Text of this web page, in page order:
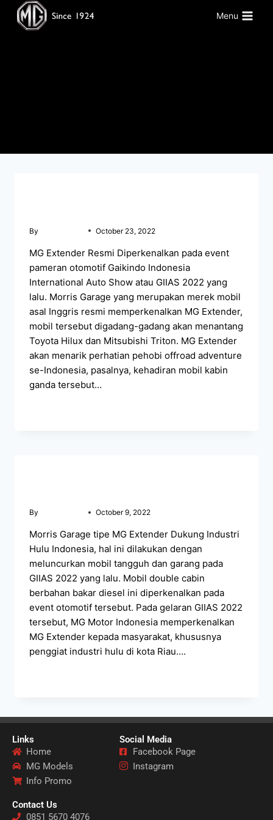
Menu
By October 23, 2022
MG Extender Resmi Diperkenalkan pada event
pameran otomotif Gaikindo Indonesia
International Auto Show atau GIIAS 2022 yang
lalu. Morris Garage yang merupakan merek mobil
asal Inggris resmi memperkenalkan MG Extender,
mobil tersebut digadang-gadang akan menantang
Toyota Hilux dan Mitsubishi Triton. MG Extender
akan menarik perhatian pehobi offroad adventure
se-Indonesia, pasalnya, kehadiran mobil kabin
ganda tersebut…
By October 9, 2022
Morris Garage tipe MG Extender Dukung Industri
Hulu Indonesia, hal ini dilakukan dengan
meluncurkan mobil tangguh dan garang pada
GIIAS 2022 yang lalu. Mobil double cabin
berbahan bakar diesel ini diperkenalkan pada
event otomotif tersebut. Pada gelaran GIIAS 2022
tersebut, MG Motor Indonesia memperkenalkan
MG Extender kepada masyarakat, khususnya
penggiat industri hulu di kota Riau….
Links
Home
MG Models
Info Promo
Social Media
Facebook Page
Instagram
Contact Us
0851 5670 4076